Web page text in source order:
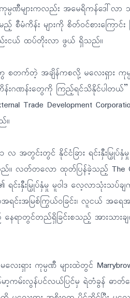
ကုမ္ပဏီများကလည်း အမေရိကန်ဒေါ်လာ
မည့် စီမံကိန်း များကို စိတ်ဝင်စားကြောင်
နည်းငယ် ထပ်တိုးလာ ဖွယ် ရှိသည်။
းတွေ စတက်တဲ့ အချိန်ကစလို့ မလေးရှား
ဂဏန်းတွေကို ကြည့်ရင်သိနိုင်ပါတယ်”
Trade Development
။
လ အတွင်းတွင် နိုင်ငံခြား ရင်းနှီးမြှုပ်
။ လတ်တလော ထုတ်ပြန်ခဲ့သည့် The
ရင်းနှီးမြှုပ်နှံမှု မူဝါဒ လေ့လာသုံးသပ်ခ
င်းအမြစ်ကြွယ်ဝခြင်း၊ လူငယ် အရေအတွ
နေရာတွင်တည်ရှိခြင်းစသည့် အားသားခ
ေးရှား ကုမ္ပဏီ များထဲတွင်
ြန်မာ့ကမ်းလွန်ပင်လယ်ပြင်မှ ရဲတံခွန်